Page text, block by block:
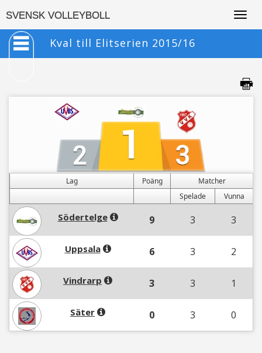
SVENSK VOLLEYBOLL
Kval till Elitserien 2015/16
Lag Poäng
Matcher
Spelade
Vunna
Södertelge 9 3 3
Uppsala 6 3 2
Vindrarp 3 3 1
Säter 0 3 0